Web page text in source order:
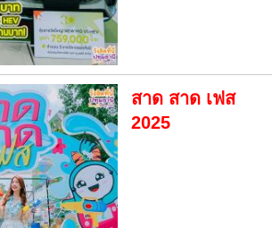
สาด สาด เฟส
2025